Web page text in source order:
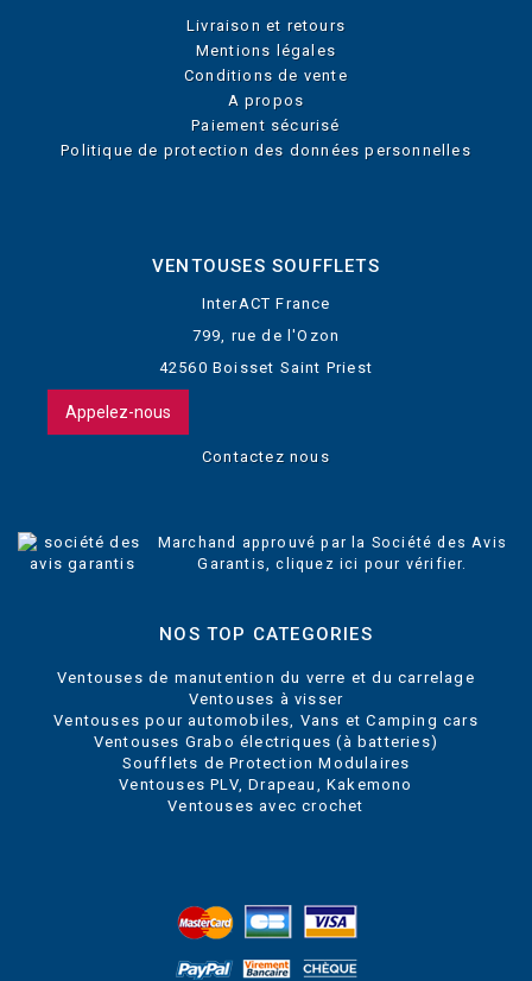
Livraison et retours
Mentions légales
Conditions de vente
A propos
Paiement sécurisé
Politique de protection des données personnelles
VENTOUSES SOUFFLETS
InterACT France
799, rue de l'Ozon
42560 Boisset Saint Priest
Appelez-nous
Contactez nous
Marchand approuvé par la Société des Avis
Garantis,cliquez ici pour vérifier
NOS TOP CATEGORIES
Ventouses de manutention du verre et du carrelage
Ventouses à visser
Ventouses pour automobiles, Vans et Camping cars
Ventouses Grabo électriques (à batteries)
Soufflets de Protection Modulaires
Ventouses PLV, Drapeau, Kakemono
Ventouses avec crochet